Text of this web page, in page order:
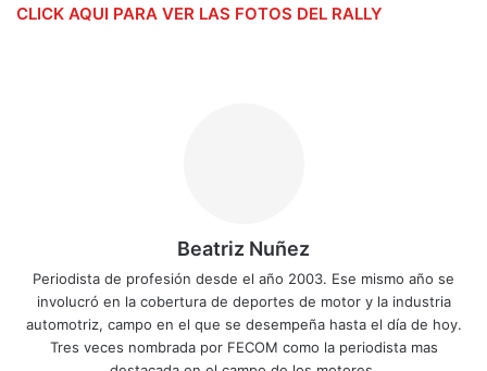
CLICK AQUI PARA VER LAS FOTOS DEL RALLY
Beatriz Nuñez
Periodista de profesión desde el año 2003. Ese mismo año se
involucró en la cobertura de deportes de motor y la industria
automotriz, campo en el que se desempeña hasta el día de hoy.
Tres veces nombrada por FECOM como la periodista mas